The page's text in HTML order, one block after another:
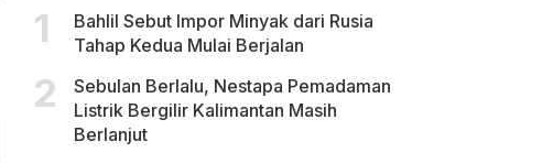
Bahlil Sebut Impor Minyak dari Rusia
Tahap Kedua Mulai Berjalan
Sebulan Berlalu, Nestapa Pemadaman
Listrik Bergilir Kalimantan Masih
Berlanjut